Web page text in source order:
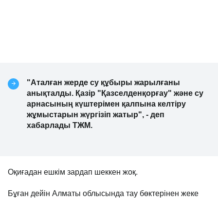
"Аталған жерде су құбыры жарылғаны
анықталды. Қазір "Қазселденқорғау" және су
арнасының күштерімен қалпына келтіру
жұмыстарын жүргізіп жатыр", - деп
хабарлады ТЖМ.
Оқиғадан ешкім зардап шеккен жоқ.
Бұған дейін Алматы облысында тау бөктерінен жеке